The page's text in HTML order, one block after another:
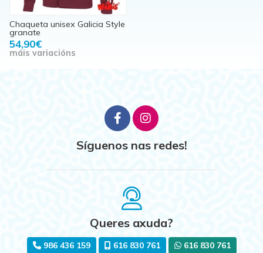
Chaqueta unisex Galicia Style
granate
54,90€
máis variacións
Síguenos nas redes!
Queres axuda?
986 436 159 616 830 761 616 830 761